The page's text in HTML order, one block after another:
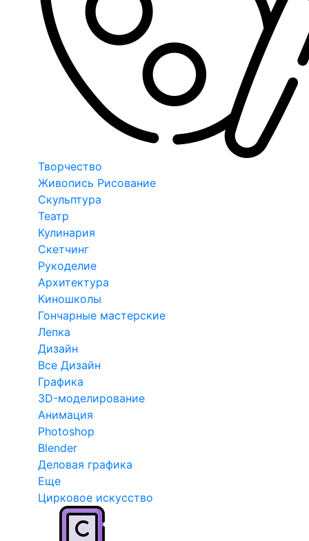
Творчество
Живопись Рисование
Скульптура
Театр
Кулинария
Скетчинг
Рукоделие
Архитектура
Киношколы
Гончарные мастерские
Лепка
Дизайн
Все Дизайн
Графика
3D-моделирование
Анимация
Photoshop
Blender
Деловая графика
Еще
Цирковое искусство